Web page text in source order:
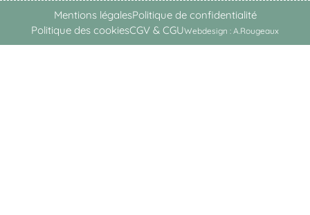
Mentions légalesPolitique de confidentialité
Politique des cookiesCGV & CGUWebdesign : A.Rougeaux